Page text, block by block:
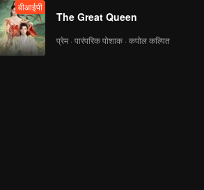
वीआईपी
The Great Queen
प्रेम · पारंपरिक पोशाक · कपोल कल्पित